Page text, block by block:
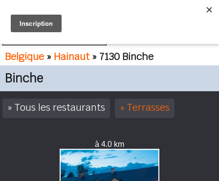
Belgique » Hainaut» 7130 Binche
Binche
Tous les restaurants Terrasses
à 4.0 km